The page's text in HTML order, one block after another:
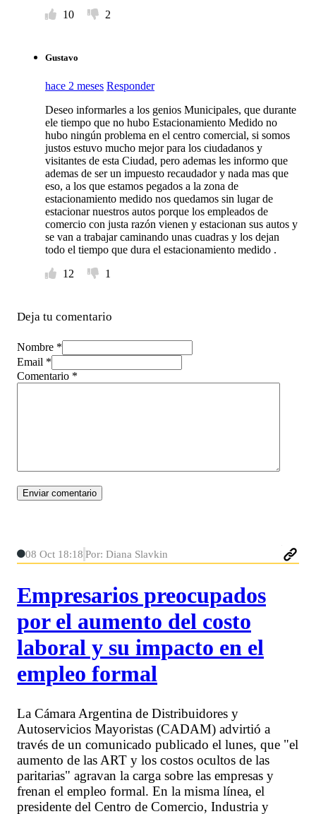
10
2
Gustavo
hace 2 meses Responder
Deseo informarles a los genios Municipales, que durante
ele tiempo que no hubo Estacionamiento Medido no
hubo ningún problema en el centro comercial, si somos
justos estuvo mucho mejor para los ciudadanos y
visitantes de esta Ciudad, pero ademas les informo que
ademas de ser un impuesto recaudador y nada mas que
eso, a los que estamos pegados a la zona de
estacionamiento medido nos quedamos sin lugar de
estacionar nuestros autos porque los empleados de
comercio con justa razón vienen y estacionan sus autos y
se van a trabajar caminando unas cuadras y los dejan
todo el tiempo que dura el estacionamiento medido .
12
1
Deja tu comentario
Nombre *
Email *
Comentario *
08 Oct 18:18 Por: Diana Slavkin
Empresarios preocupados
por el aumento del costo
laboral y su impacto en el
empleo formal
La Cámara Argentina de Distribuidores y
Autoservicios Mayoristas (CADAM) advirtió a
través de un comunicado publicado el lunes, que "el
aumento de las ART y los costos ocultos de las
paritarias" agravan la carga sobre las empresas y
frenan el empleo formal. En la misma línea, el
presidente del Centro de Comercio, Industria y